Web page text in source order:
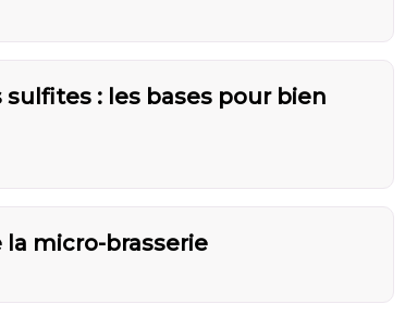
: les bases pour bien
micro-brasserie